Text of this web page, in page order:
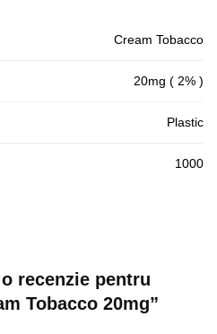
Cream Tobacco
20mg ( 2% )
Plastic
1000
recenzie pentru
Tobacco 20mg”